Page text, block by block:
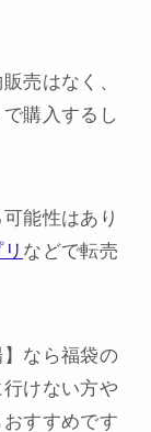
売はなく、
購入するし
能性はあり
などで転売
なら福袋の
けない方や
すすめです